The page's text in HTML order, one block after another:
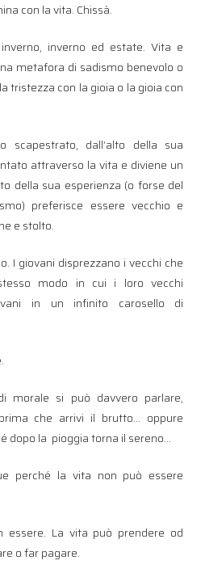
con la vita. Chissà.
inverno ed estate. Vita e
metafora di sadismo benevolo o
tristezza con la gioia o la gioia con
dall’alto della sua
attraverso la vita e diviene un
della sua esperienza (o forse del
preferisce essere vecchio e
e stolto.
I giovani disprezzano i vecchi che
modo in cui i loro vecchi
in un infinito carosello di
morale si può davvero parlare,
che arrivi il brutto… oppure
dopo la pioggia torna il sereno…
perché la vita non può essere
La vita può prendere od
o far pagare.